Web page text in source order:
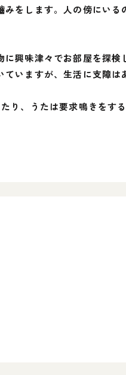
をします。人の傍にいる
興味津々でお部屋を探検
いますが、生活に支障は
り、うたは要求鳴きをす